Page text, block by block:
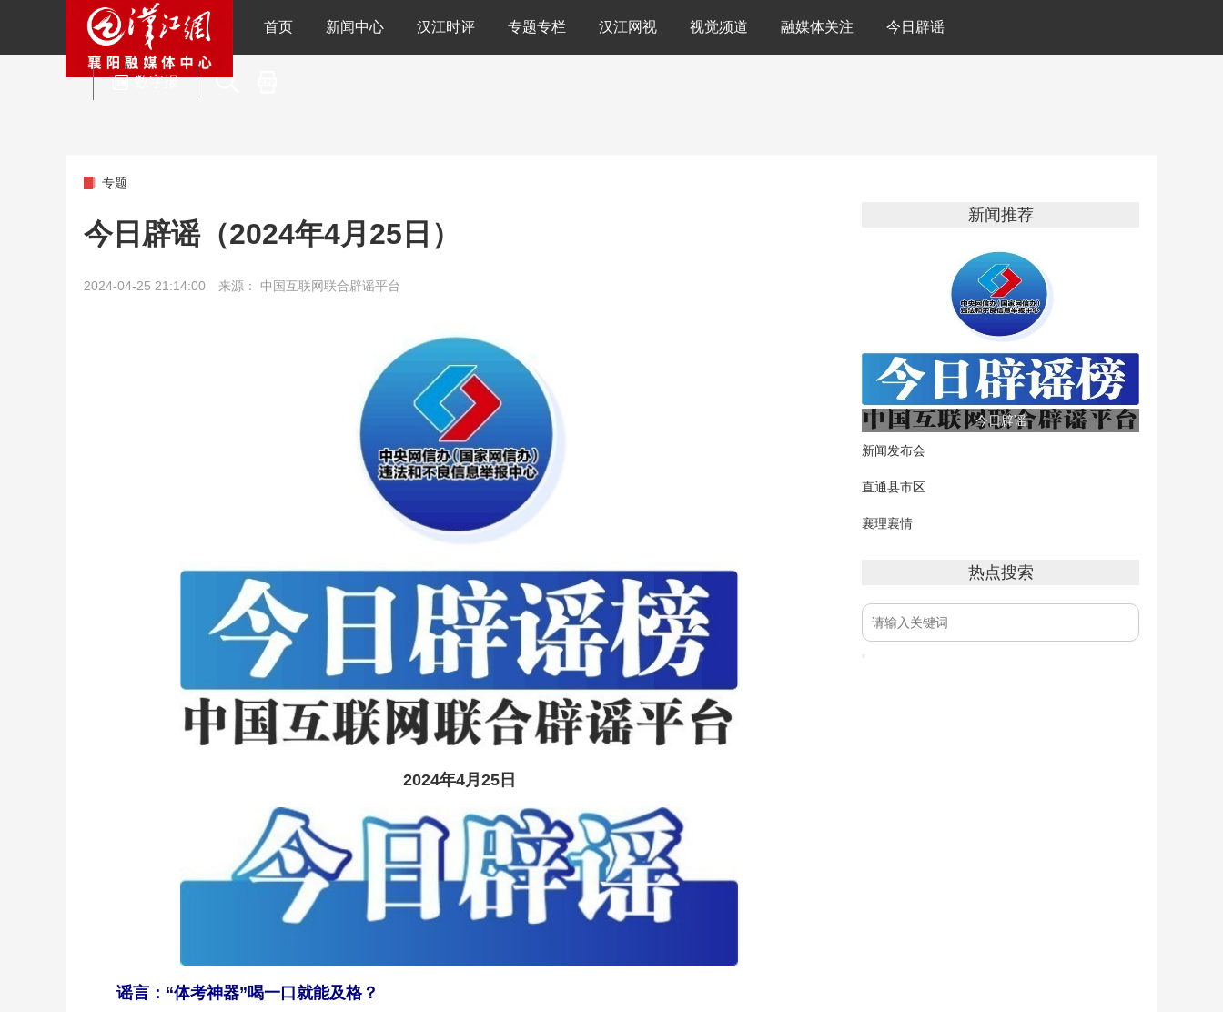
首页 新闻中心 汉江时评 专题专栏 汉江网视 视觉频道 融媒体关注 今日辟谣
数字报
专题
今日辟谣（2024年4月25日）
2024-04-25 21:14:00 来源： 中国互联网联合辟谣平台
2024年4月25日
谣言：“体考神器”喝一口就能及格？
新闻推荐
今日辟谣
新闻发布会
直通县市区
襄理襄情
热点搜索